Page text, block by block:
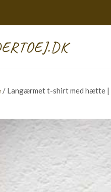
/ Langærmet t-shirt med hætte |